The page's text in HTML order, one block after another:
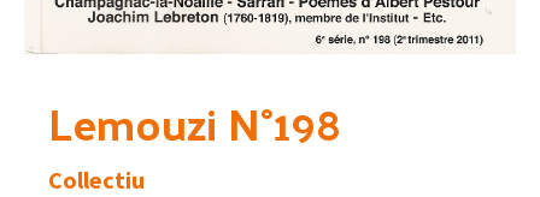
Lemouzi N°198
Collectiu